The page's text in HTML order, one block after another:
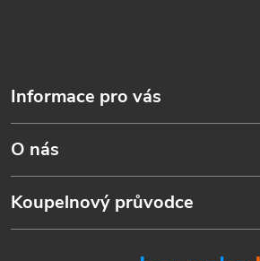
Informace pro vás
O nás
Koupelnový průvodce